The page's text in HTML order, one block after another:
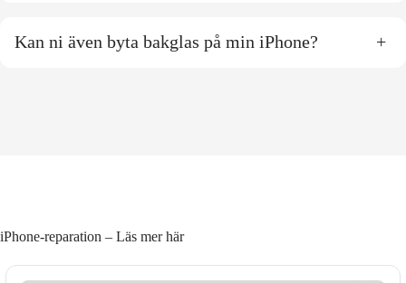
Kan ni även byta bakglas på min iPhone? +
iPhone-reparation – Läs mer här